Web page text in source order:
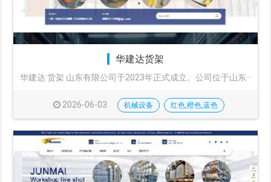
华建达货架
华建达 货架 山东有限公司于2023年正式成立。公司位于山东···
2026-06-03 机械设备 红色,橙色,蓝色